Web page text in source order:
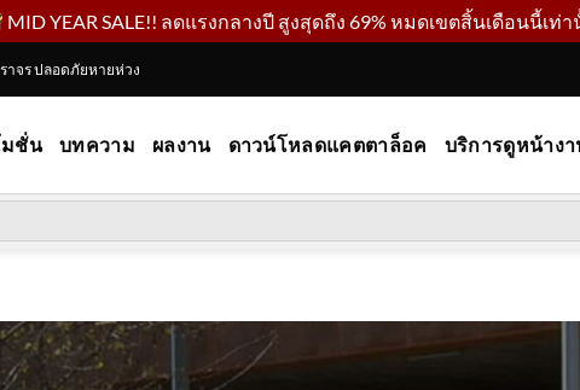
MID YEAR SALE!! ลดแรงกลางปี สูงสุดถึง 69% หมดเขตสิ้นเดือนนี้เท่
าจร ปลอดภัยหายห่วง
มชั่น บทความ ผลงาน ดาวน์โหลดแคตตาล็อค บริการดูหน้าง